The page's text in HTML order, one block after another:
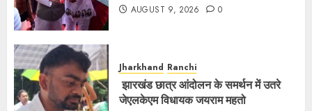
AUGUST 9, 2026 0
Jharkhand Ranchi
झारखंड छात्र आंदोलन के समर्थन में उतरे
जेएलकेएम विधायक जयराम महतो